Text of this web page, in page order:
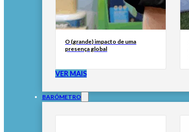
O (grande) impacto de uma
presença global
VER MAIS
BARÓMETRO